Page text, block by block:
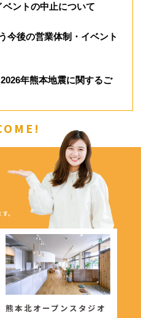
ベントの中止について
今後の営業体制・イベント
年熊本地震に関するご
。
熊本北オープンスタジオ